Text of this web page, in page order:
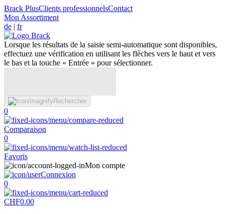
Brack PlusClients professionnelsContact
Mon Assortiment
de | fr
Lorsque les résultats de la saisie semi-automatique sont disponibles,
effectuez une vérification en utilisant les flèches vers le haut et vers
le bas et la touche « Entrée » pour sélectionner.
Rechercher
0
Comparaison
0
Favoris
Mon compte
Connexion
0
CHF0.00